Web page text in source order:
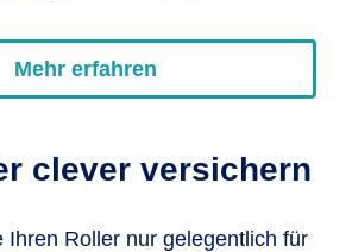
Mehr erfahren
clever versichern
Ihren Roller nur gelegentlich für